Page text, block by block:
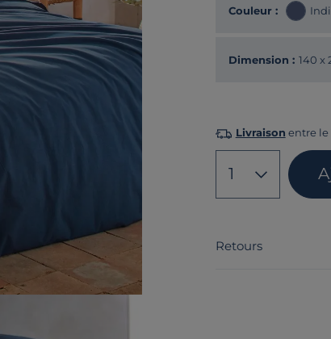
Couleur :
Dimension : 140 x
Livraison entre le
1
Retours